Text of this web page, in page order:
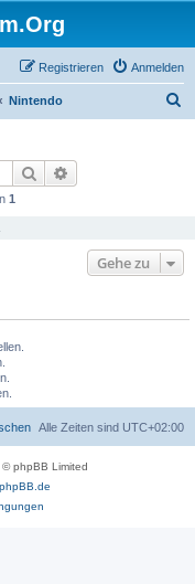
Anmelden
Registrieren
Nintendo
Suche
1
Gehe zu
Alle Zeiten sind UTC+02:00
phpBB Limited
phpBB.de